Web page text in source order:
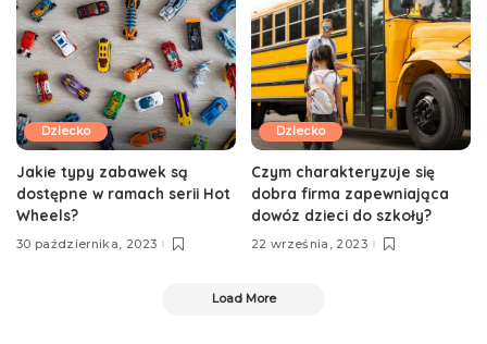
Dziecko
Jakie typy zabawek są
dostępne w ramach serii Hot
Wheels?
30 października, 2023
Dziecko
Czym charakteryzuje się
dobra firma zapewniająca
dowóz dzieci do szkoły?
22 września, 2023
Load More